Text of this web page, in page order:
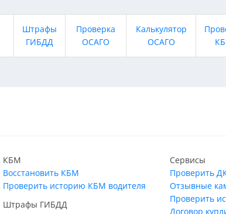
Штрафы
ГИБДД
Проверка
ОСАГО
Калькулятор
ОСАГО
КБМ
Восстановить КБМ
Проверить историю КБМ водителя
Штрафы ГИБДД
Сервисы
Проверить
Отзывные
Проверить
Договор